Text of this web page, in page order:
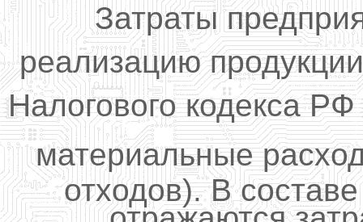
Затраты
реализацию
Налогового кодекса
материальные
отходов). В
отражаются